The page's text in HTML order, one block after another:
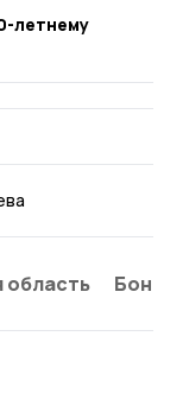
летнему
область